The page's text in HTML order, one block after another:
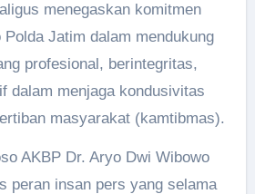
menegaskan komitmen
Jatim dalam mendukung
profesional, berintegritas,
dalam menjaga kondusivitas
masyarakat (kamtibmas).
AKBP Dr. Aryo Dwi Wibowo
peran insan pers yang selama